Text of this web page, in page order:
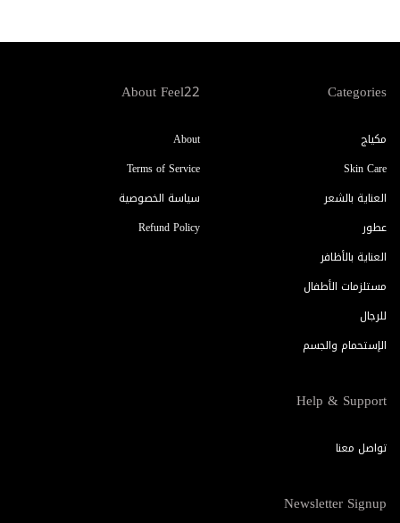
Categories
مكياج
Skin Care
العناية بالشعر
عطور
العناية بالأظافر
مستلزمات الأطفال
للرجال
الإستحمام والجسم
About Feel22
About
Terms of Service
سياسة الخصوصية
Refund Policy
Help & Support
تواصل معنا
Newsletter Signup